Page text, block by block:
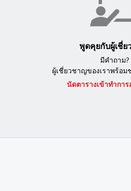
พูดคุยกับผู้เชี่
มีคำถาม?
ผู้เชี่ยวชาญของเราพร้อ
นัดตารางเข้าทำกา